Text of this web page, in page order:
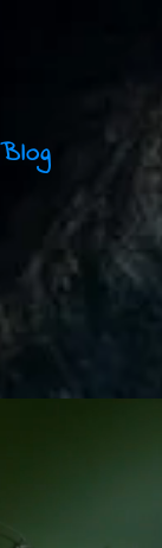
Blog